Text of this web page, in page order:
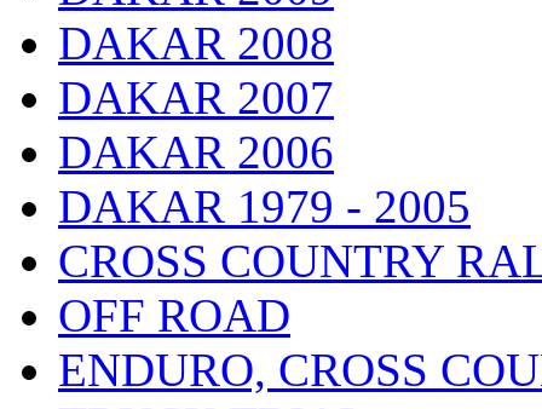
DAKAR 2008
DAKAR 2007
DAKAR 2006
DAKAR 1979 - 2005
CROSS COUNTRY
OFF ROAD
ENDURO, CROSS